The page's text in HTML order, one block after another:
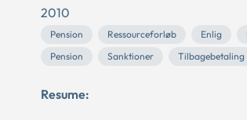
2010
Pension Ressourceforløb Enlig
Pension
Sanktioner Tilbagebetaling
Resume: